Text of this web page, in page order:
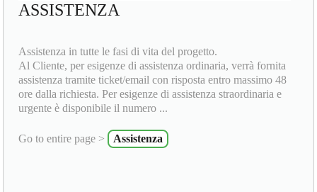
ASSISTENZA
Assistenza in tutte le fasi di vita del progetto.
Al Cliente, per esigenze di assistenza ordinaria, verrà fornita
assistenza tramite ticket/email con risposta entro massimo 48
ore dalla richiesta. Per esigenze di assistenza straordinaria e
urgente è disponibile il numero ...
Go to entire page > Assistenza